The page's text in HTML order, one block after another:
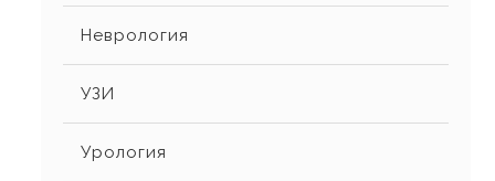
Неврология
УЗИ
Урология